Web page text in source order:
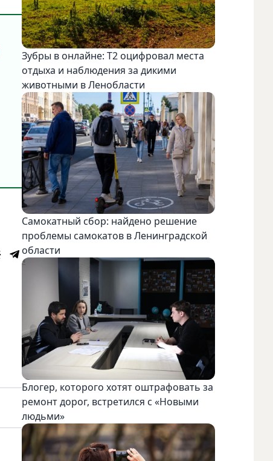
Зубры в онлайне: Т2 оцифровал места
отдыха и наблюдения за дикими
животными в Ленобласти
Самокатный сбор: найдено решение
проблемы самокатов в Ленинградской
области
Блогер, которого хотят оштрафовать за
ремонт дорог, встретился с «Новыми
людьми»